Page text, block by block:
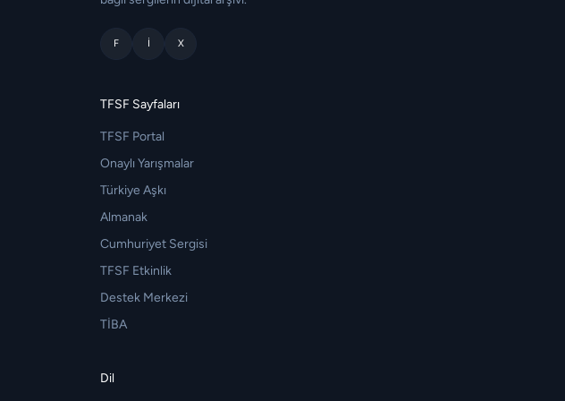
F I X
TFSF Sayfaları
TFSF Portal
Onaylı Yarışmalar
Türkiye Aşkı
Almanak
Cumhuriyet Sergisi
TFSF Etkinlik
Destek Merkezi
TİBA
Dil